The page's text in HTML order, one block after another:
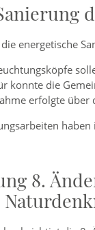
energetische
konnte die
erfolgte über
8.